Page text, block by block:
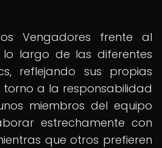
Vengadores frente al
largo de las diferentes
reflejando sus propias
torno a la responsabilidad
miembros del equipo
estrechamente con
que otros prefieren